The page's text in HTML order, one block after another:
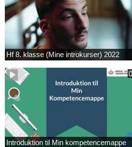
Hf 8. klasse (Mine introkurser) 2022
Introduktion til Min kompetencemappe